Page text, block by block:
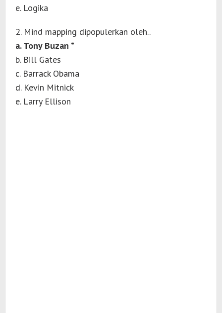
e. Logika
2. Mind mapping dipopulerkan oleh..
a. Tony Buzan *
b. Bill Gates
c. Barrack Obama
d. Kevin Mitnick
e. Larry Ellison